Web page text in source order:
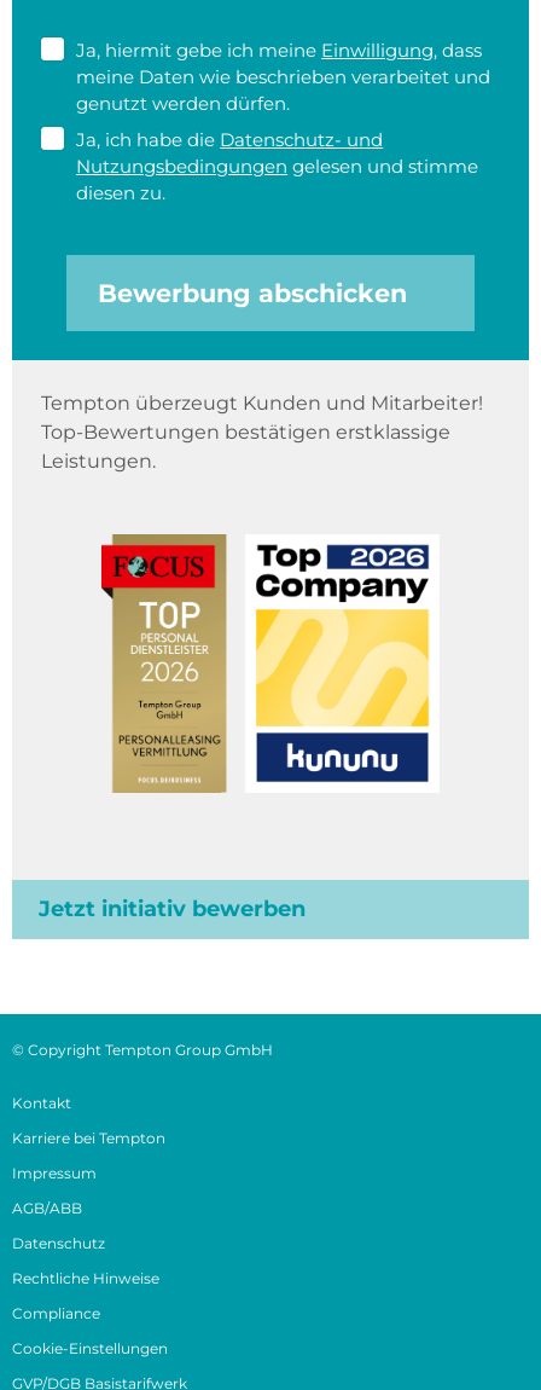
Ja, hiermit gebe ich meine Einwilligung, dass
meine Daten wie beschrieben verarbeitet und
genutzt werden dürfen.
Ja, ich habe die Datenschutz- und
Nutzungsbedingungen gelesen und stimme
diesen zu.
Bewerbung abschicken
Tempton überzeugt Kunden und Mitarbeiter!
Top-Bewertungen bestätigen erstklassige
Leistungen.
Jetzt initiativ bewerben
© Copyright Tempton Group GmbH
Kontakt
Karriere bei Tempton
Impressum
AGB/ABB
Datenschutz
Rechtliche Hinweise
Compliance
Cookie-Einstellungen
GVP/DGB Basistarifwerk